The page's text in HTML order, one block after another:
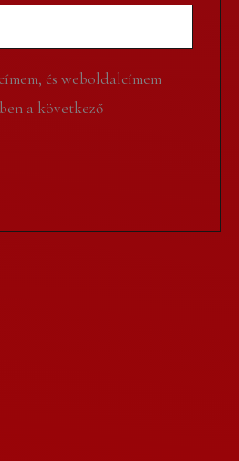
és weboldalcímem
a következő